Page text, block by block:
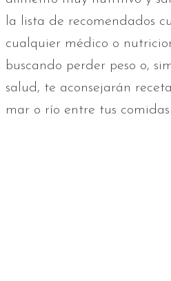
la lista de recomendados
cualquier médico o
buscando perder peso o,
salud, te aconsejarán
mar o río entre tus